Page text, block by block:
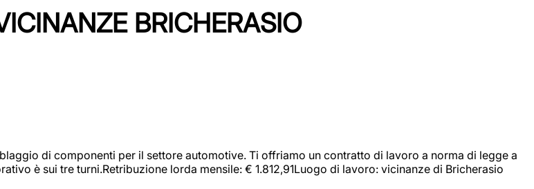
BRICHERASIO
di componenti per il settore automotive. Ti offriamo un contratto di lavoro a norma di legge a
è sui tre turni.Retribuzione lorda mensile: € 1.812,91Luogo di lavoro: vicinanze di Bricherasio